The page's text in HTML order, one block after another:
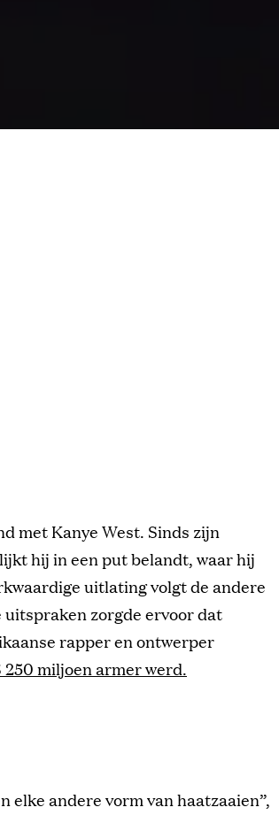
met Kanye West. Sinds zijn
hij in een put belandt, waar hij
uitlating volgt de andere
zorgde ervoor dat
rapper en ontwerper
250 miljoen armer werd.
andere vorm van haatzaaien”,